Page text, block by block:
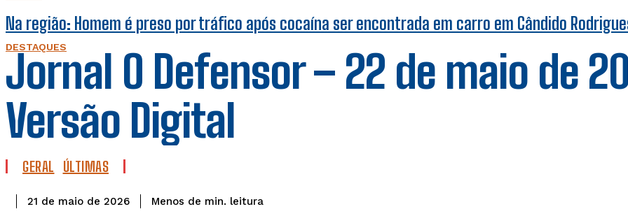
Na região: Homem é preso por tráfico após cocaína ser encontrada em carro em Cândido
DESTAQUES
Jornal O Defensor – 22 de maio de
Versão Digital
GERAL ÚLTIMAS
21 de maio de 2026 Menos de min. leitura